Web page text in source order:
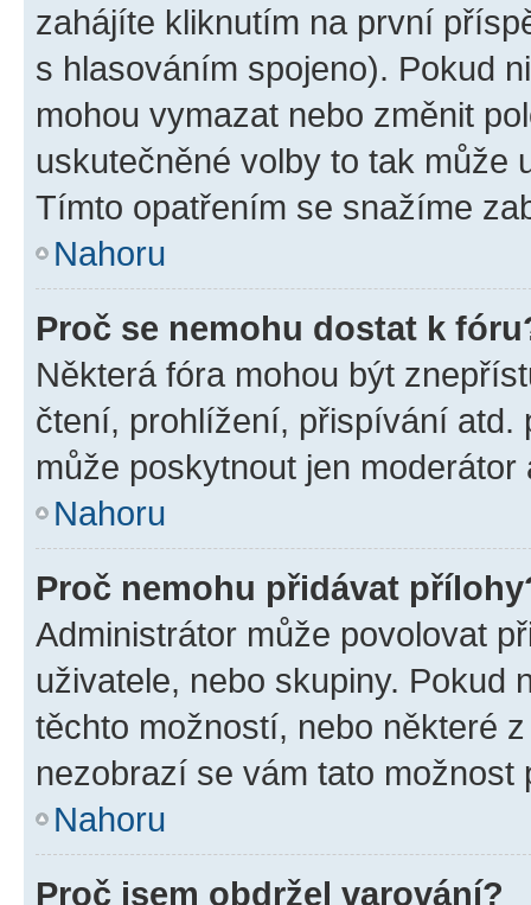
zahájíte kliknutím na první
s hlasováním spojeno). Pokud
mohou vymazat nebo změnit
uskutečněné volby to tak může
Tímto opatřením se snažíme
Nahoru
Proč se nemohu dostat k
Některá fóra mohou být
čtení, prohlížení, přispívání atd.
může poskytnout jen
Nahoru
Proč nemohu přidávat
Administrátor může povolovat
uživatele, nebo skupiny. Pokud
těchto možností, nebo některé
nezobrazí se vám tato
Nahoru
Proč jsem obdržel varování?